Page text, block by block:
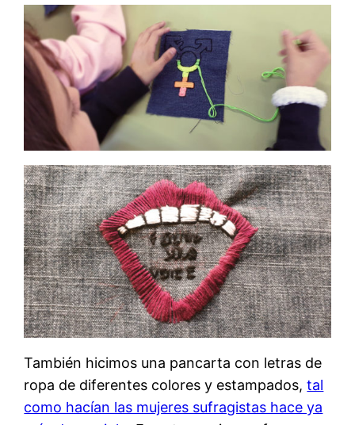
También hicimos una pancarta con letras de
ropa de diferentes colores y estampados,tal
como hacían las mujeres sufragistas hace ya